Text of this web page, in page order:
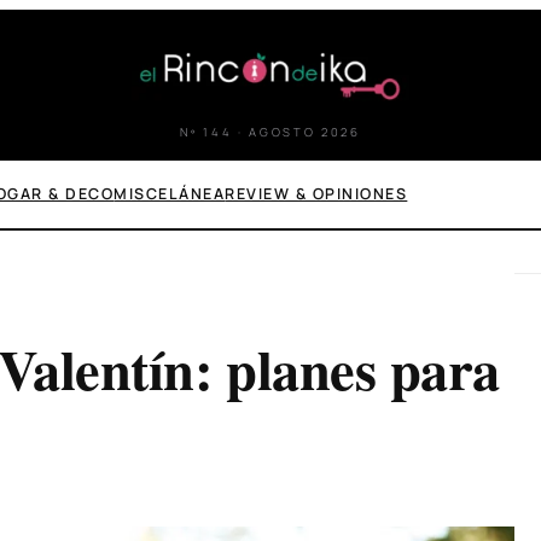
Nº 144 · AGOSTO 2026
& DECOMISCELÁNEAREVIEW & OPINIONES
planes para